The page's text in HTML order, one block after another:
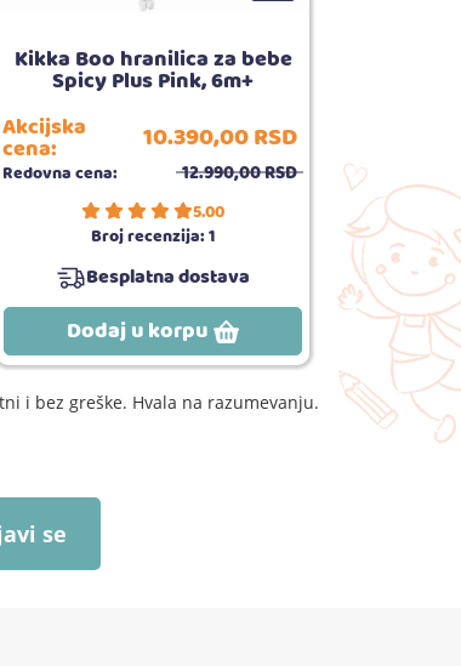
Kikka Boo hranilica za bebe
Spicy Plus Pink, 6m+
Akcijska
cena: 10.390,00RSD
Redovna cena: 12.990,00RSD
5.00
Broj recenzija:1
Besplatna dostava
Dodaj u korpu
i bez greške. Hvala na razumevanju.
se